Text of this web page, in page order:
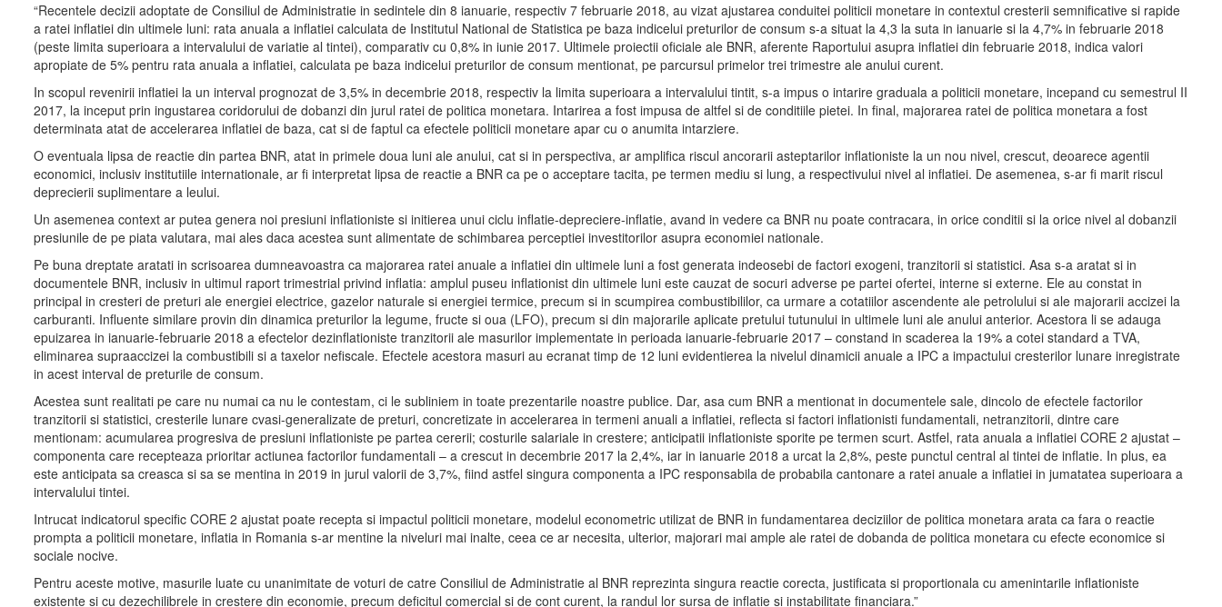
“Recentele decizii adoptate de Consiliul de Administratie in sedintele din 8 ianuarie, respectiv 7 februarie 2018, au vizat ajustarea conduitei politicii monetare in contextul cresterii semnificative si rapide
a ratei inflatiei din ultimele luni: rata anuala a inflatiei calculata de Institutul National de Statistica pe baza indicelui preturilor de consum s-a situat la 4,3 la suta in ianuarie si la 4,7% in februarie 2018
(peste limita superioara a intervalului de variatie al tintei), comparativ cu 0,8% in iunie 2017. Ultimele proiectii oficiale ale BNR, aferente Raportului asupra inflatiei din februarie 2018, indica valori
apropiate de 5% pentru rata anuala a inflatiei, calculata pe baza indicelui preturilor de consum mentionat, pe parcursul primelor trei trimestre ale anului curent.
In scopul revenirii inflatiei la un interval prognozat de 3,5% in decembrie 2018, respectiv la limita superioara a intervalului tintit, s-a impus o intarire graduala a politicii monetare, incepand cu semestrul II
2017, la inceput prin ingustarea coridorului de dobanzi din jurul ratei de politica monetara. Intarirea a fost impusa de altfel si de conditiile pietei. In final, majorarea ratei de politica monetara a fost
determinata atat de accelerarea inflatiei de baza, cat si de faptul ca efectele politicii monetare apar cu o anumita intarziere.
O eventuala lipsa de reactie din partea BNR, atat in primele doua luni ale anului, cat si in perspectiva, ar amplifica riscul ancorarii asteptarilor inflationiste la un nou nivel, crescut, deoarece agentii
economici, inclusiv institutiile internationale, ar fi interpretat lipsa de reactie a BNR ca pe o acceptare tacita, pe termen mediu si lung, a respectivului nivel al inflatiei. De asemenea, s-ar fi marit riscul
deprecierii suplimentare a leului.
Un asemenea context ar putea genera noi presiuni inflationiste si initierea unui ciclu inflatie-depreciere-inflatie, avand in vedere ca BNR nu poate contracara, in orice conditii si la orice nivel al dobanzii
presiunile de pe piata valutara, mai ales daca acestea sunt alimentate de schimbarea perceptiei investitorilor asupra economiei nationale.
Pe buna dreptate aratati in scrisoarea dumneavoastra ca majorarea ratei anuale a inflatiei din ultimele luni a fost generata indeosebi de factori exogeni, tranzitorii si statistici. Asa s-a aratat si in
documentele BNR, inclusiv in ultimul raport trimestrial privind inflatia: amplul puseu inflationist din ultimele luni este cauzat de socuri adverse pe partei ofertei, interne si externe. Ele au constat in
principal in cresteri de preturi ale energiei electrice, gazelor naturale si energiei termice, precum si in scumpirea combustibililor, ca urmare a cotatiilor ascendente ale petrolului si ale majorarii accizei la
carburanti. Influente similare provin din dinamica preturilor la legume, fructe si oua (LFO), precum si din majorarile aplicate pretului tutunului in ultimele luni ale anului anterior. Acestora li se adauga
epuizarea in ianuarie-februarie 2018 a efectelor dezinflationiste tranzitorii ale masurilor implementate in perioada ianuarie-februarie 2017 – constand in scaderea la 19% a cotei standard a TVA,
eliminarea supraaccizei la combustibili si a taxelor nefiscale. Efectele acestora masuri au ecranat timp de 12 luni evidentierea la nivelul dinamicii anuale a IPC a impactului cresterilor lunare inregistrate
in acest interval de preturile de consum.
Acestea sunt realitati pe care nu numai ca nu le contestam, ci le subliniem in toate prezentarile noastre publice. Dar, asa cum BNR a mentionat in documentele sale, dincolo de efectele factorilor
tranzitorii si statistici, cresterile lunare cvasi-generalizate de preturi, concretizate in accelerarea in termeni anuali a inflatiei, reflecta si factori inflationisti fundamentali, netranzitorii, dintre care
mentionam: acumularea progresiva de presiuni inflationiste pe partea cererii; costurile salariale in crestere; anticipatii inflationiste sporite pe termen scurt. Astfel, rata anuala a inflatiei CORE 2 ajustat –
componenta care recepteaza prioritar actiunea factorilor fundamentali – a crescut in decembrie 2017 la 2,4%, iar in ianuarie 2018 a urcat la 2,8%, peste punctul central al tintei de inflatie. In plus, ea
este anticipata sa creasca si sa se mentina in 2019 in jurul valorii de 3,7%, fiind astfel singura componenta a IPC responsabila de probabila cantonare a ratei anuale a inflatiei in jumatatea superioara a
intervalului tintei.
Intrucat indicatorul specific CORE 2 ajustat poate recepta si impactul politicii monetare, modelul econometric utilizat de BNR in fundamentarea deciziilor de politica monetara arata ca fara o reactie
prompta a politicii monetare, inflatia in Romania s-ar mentine la niveluri mai inalte, ceea ce ar necesita, ulterior, majorari mai ample ale ratei de dobanda de politica monetara cu efecte economice si
sociale nocive.
Pentru aceste motive, masurile luate cu unanimitate de voturi de catre Consiliul de Administratie al BNR reprezinta singura reactie corecta, justificata si proportionala cu amenintarile inflationiste
existente si cu dezechilibrele in crestere din economie, precum deficitul comercial si de cont curent, la randul lor sursa de inflatie si instabilitate financiara.”